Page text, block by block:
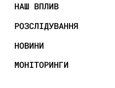
НАШ ВПЛИВ
РОЗСЛІДУВАННЯ
НОВИНИ
МОНІТОРИНГИ